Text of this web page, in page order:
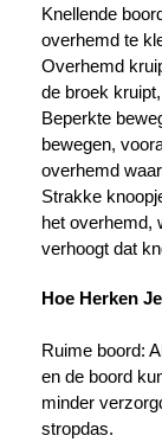
Knellende
overhemd te
Overhemd
de broek
Beperkte
bewegen,
overhemd
Strakke
het overhemd,
verhoogt dat
Hoe Herken
Ruime boord:
en de boord
minder
stropdas.